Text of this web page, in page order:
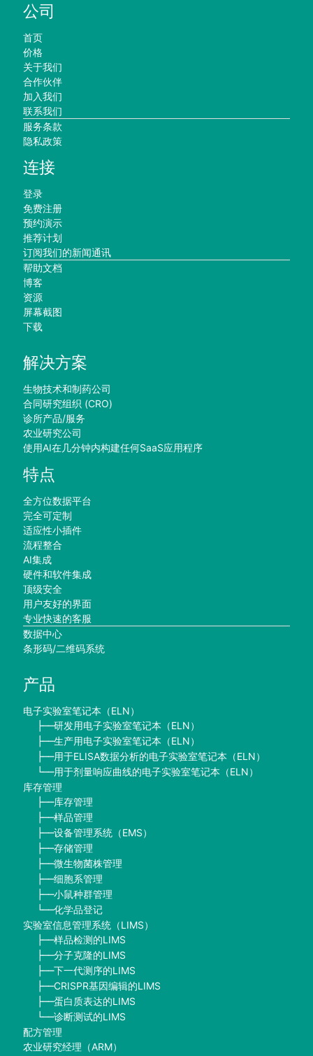
公司
首页
价格
关于我们
合作伙伴
加入我们
联系我们
服务条款
隐私政策
连接
登录
免费注册
预约演示
推荐计划
订阅我们的新闻通讯
帮助文档
博客
资源
屏幕截图
下载
解决方案
生物技术和制药公司
合同研究组织 (CRO)
诊所产品/服务
农业研究公司
使用AI在几分钟内构建任何SaaS应用程序
特点
全方位数据平台
完全可定制
适应性小插件
流程整合
AI集成
硬件和软件集成
顶级安全
用户友好的界面
专业快速的客服
数据中心
条形码/二维码系统
产品
电子实验室笔记本（ELN）
├──研发用电子实验室笔记本（ELN）
├──生产用电子实验室笔记本（ELN）
├──用于ELISA数据分析的电子实验室笔记本（ELN）
└──用于剂量响应曲线的电子实验室笔记本（ELN）
库存管理
├──库存管理
├──样品管理
├──设备管理系统（EMS）
├──存储管理
├──微生物菌株管理
├──细胞系管理
├──小鼠种群管理
└──化学品登记
实验室信息管理系统（LIMS）
├──样品检测的LIMS
├──分子克隆的LIMS
├──下一代测序的LIMS
├──CRISPR基因编辑的LIMS
├──蛋白质表达的LIMS
└──诊断测试的LIMS
配方管理
农业研究经理（ARM）